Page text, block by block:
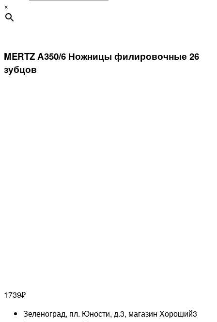
×
MERTZ A350/6 Ножницы филировочные 26
зубцов
1739₽
Зеленоград, пл. Юности, д.3, магазин Хороший3